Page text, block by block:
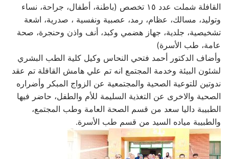
القافلة شملت عدد ١٥ تخصص (باطنة، أطفال، جراحة، نساء
وتوليد، مسالك، عظام، رمد، عصبية ونفسية ، صدرية، اشعة
تشخيصية، جلدية، جهاز هضمي وكبد، أنف واذن وحنجرة، صحة
عامة، طب الأسرة)
وأضاف الدكتور أحمد فتحي النحاس وكيل كلية الطب البشري
لشئون البيئة وخدمة المجتمع انه تم علي هامش القافلة تم عقد
ندوتين للتوعية الصحية والمجتمعية عن الزواج المبكر وأضراره
الصحية والاخرى عن التغذية السليمة للأم والطفل، حاضر فيها
الطبيبة داليا سعد من قسم الصحة العامة وطب المجتمع،
والطبيبة مياده السيد من قسم طب الأسرة.